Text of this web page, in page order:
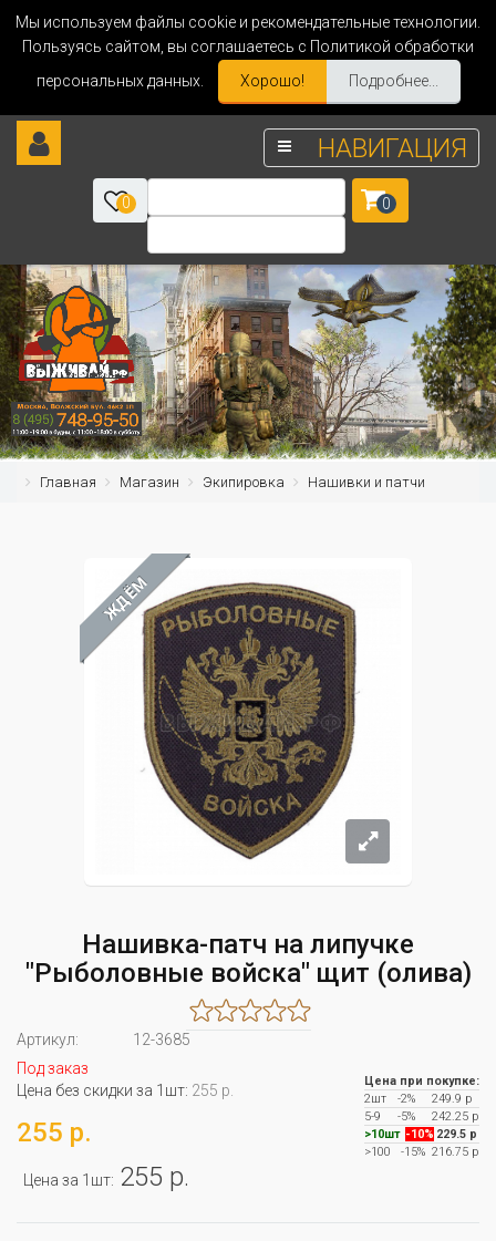
Мы используем файлы cookie и рекомендательные технологии.
Пользуясь сайтом, вы соглашаетесь с Политикой обработки
персональных данных.
Хорошо! Подробнее...
НАВИГАЦИЯ
0 0
Главная Магазин Экипировка Нашивки и патчи
ЖДЁМ
Нашивка-патч на липучке
"Рыболовные войска" щит (олива)
Артикул:
12-3685
Под заказ
Цена без скидки за 1шт: 255 р.
255 р.
Цена за 1шт: 255 р.
Цена при покупке:
2шт
-2%
249.9 р
5-9
-5%
242.25 р
>10шт -10% 229.5 р
>100
-15% 216.75 р